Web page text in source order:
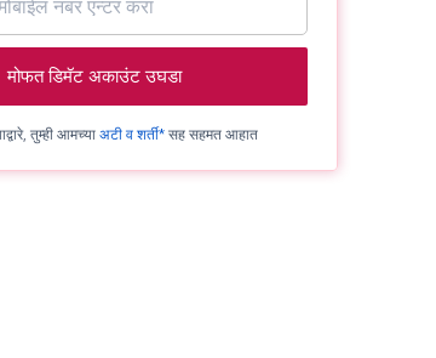
मोफत डिमॅट अकाउंट उघडा
तुम्ही आमच्या अटी व शर्ती*सह सहमत आहात